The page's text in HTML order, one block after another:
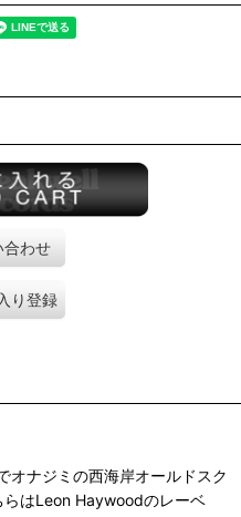
合わせ
り登録
ナジミの西海岸オールドスク
らはLeon Haywoodのレーベ